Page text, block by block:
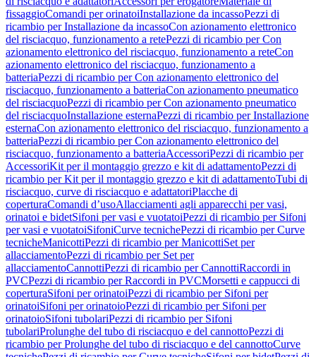
fissaggioComandi per orinatoiInstallazione da incassoPezzi di
ricambio per Installazione da incassoCon azionamento elettronico
del risciacquo, funzionamento a retePezzi di ricambio per Con
azionamento elettronico del risciacquo, funzionamento a reteCon
azionamento elettronico del risciacquo, funzionamento a
batteriaPezzi di ricambio per Con azionamento elettronico del
risciacquo, funzionamento a batteriaCon azionamento pneumatico
del risciacquoPezzi di ricambio per Con azionamento pneumatico
del risciacquoInstallazione esternaPezzi di ricambio per Installazione
esternaCon azionamento elettronico del risciacquo, funzionamento a
batteriaPezzi di ricambio per Con azionamento elettronico del
risciacquo, funzionamento a batteriaAccessoriPezzi di ricambio per
AccessoriKit per il montaggio grezzo e kit di adattamentoPezzi di
ricambio per Kit per il montaggio grezzo e kit di adattamentoTubi di
risciacquo, curve di risciacquo e adattatoriPlacche di
coperturaComandi d’usoAllacciamenti agli apparecchi per vasi,
orinatoi e bidetSifoni per vasi e vuotatoiPezzi di ricambio per Sifoni
per vasi e vuotatoiSifoniCurve tecnichePezzi di ricambio per Curve
tecnicheManicottiPezzi di ricambio per ManicottiSet per
allacciamentoPezzi di ricambio per Set per
allacciamentoCannottiPezzi di ricambio per CannottiRaccordi in
PVCPezzi di ricambio per Raccordi in PVCMorsetti e cappucci di
coperturaSifoni per orinatoiPezzi di ricambio per Sifoni per
orinatoiSifoni per orinatoioPezzi di ricambio per Sifoni per
orinatoioSifoni tubolariPezzi di ricambio per Sifoni
tubolariProlunghe del tubo di risciacquo e del cannottoPezzi di
ricambio per Prolunghe del tubo di risciacquo e del cannottoCurve